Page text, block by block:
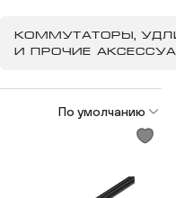
КОММУТАТОРЫ,
И ПРОЧИЕ
По умолчанию